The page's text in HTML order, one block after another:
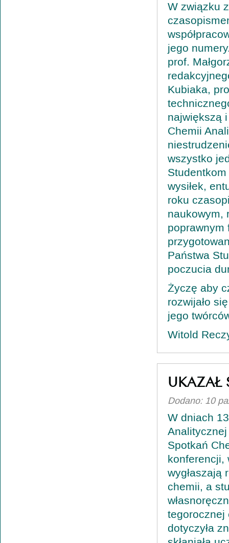
W związku
jego
prof.
Kubiaka,
największą
Chemii
wszystko
wysiłek,
roku
naukowym,
poprawnym
Państwa
poczucia
Życzę aby
rozwijało
jego
Witold
UKAZAŁ
Dodano: 10
W dniach
Spotkań
konferencji,
wygłaszają
chemii, a
tegorocznej
dotyczyła